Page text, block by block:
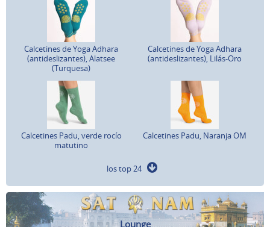
Calcetines de Yoga Adhara
(antideslizantes), Alatsee
(Turquesa)
Calcetines de Yoga Adhara
(antideslizantes), Lilás-Oro
Calcetines Padu, verde rocío
matutino
Calcetines Padu, Naranja OM
los top 24
Lounge